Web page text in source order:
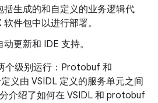
括生成的和自定义的业务逻辑代
件包中以进行部署。
更新和 IDE 支持。
个级别运行：Protobuf 和
义由 VSIDL 定义的服务单元之间
介绍了如何在 VSIDL 和 protobuf